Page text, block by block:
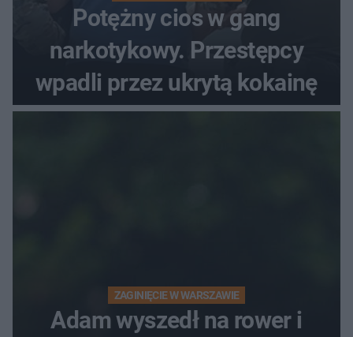
Potężny cios w gang
narkotykowy. Przestępcy
wpadli przez ukrytą kokainę
ZAGINIĘCIE W WARSZAWIE
Adam wyszedł na rower i